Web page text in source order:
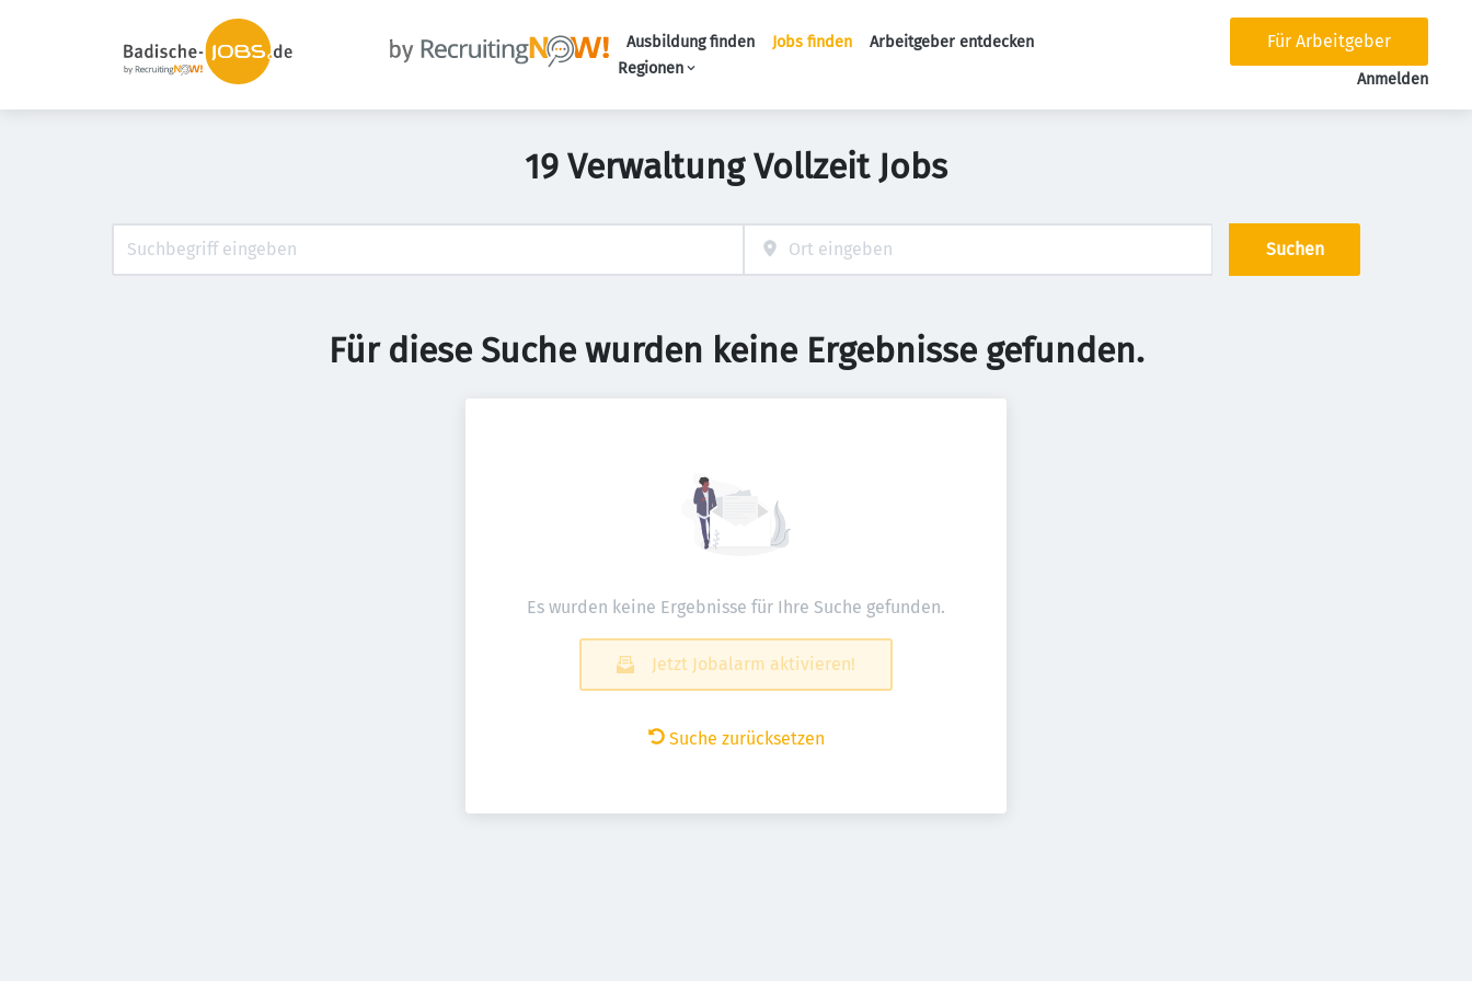
Ausbildung finden Jobs finden
Arbeitgeber entdecken
Regionen
Für Arbeitgeber
Anmelden
19 Verwaltung Vollzeit Jobs
Suchen
Für diese Suche wurden keine Ergebnisse gefunden.
Es wurden keine Ergebnisse für Ihre Suche gefunden.
Jetzt Jobalarm aktivieren!
Suche zurücksetzen